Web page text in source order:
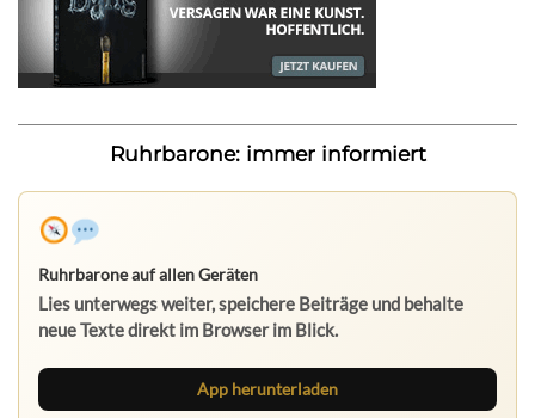
Ruhrbarone: immer informiert
Ruhrbarone auf allen Geräten
Lies unterwegs weiter, speichere Beiträge und behalte
neue Texte direkt im Browser im Blick.
App herunterladen